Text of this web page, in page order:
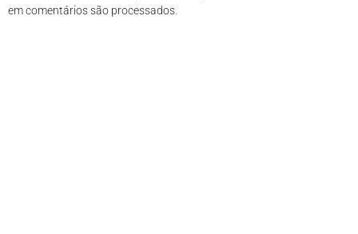
em comentários são processados